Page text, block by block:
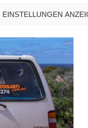
EINSTELLUNGEN